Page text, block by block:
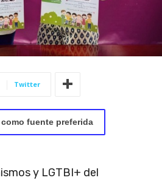
Twitter
como fuente preferida
y LGTBI+ del